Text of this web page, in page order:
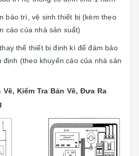
bảo trì, vệ sinh thiết bị (kèm theo
cáo của nhà sản xuất)
thế thiết bị định kì để đảm bảo
định (theo khuyến cáo của nhà sản
Kiểm Tra Bản Vẽ, Đưa Ra